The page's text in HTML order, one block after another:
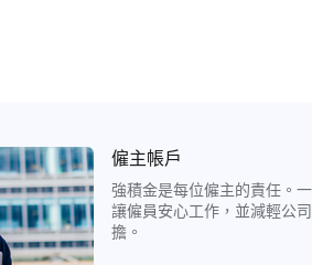
僱主帳戶
強積金是每位僱主的責任。
讓僱員安心工作，並減輕公
擔。